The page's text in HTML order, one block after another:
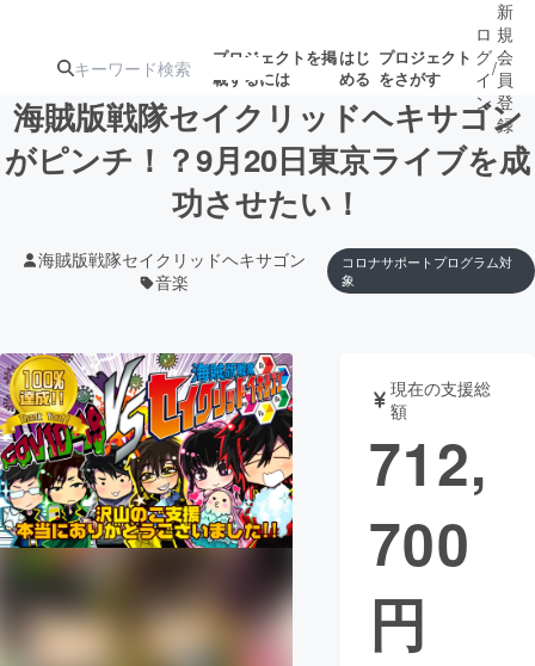
プロジェクトを掲
載するには
はじ
める
プロジェクト
をさがす
注目の新着プロ募集終了が近いプ
テクノロジー・ガジェット ゲーム・サ
映像・映画 書籍・雑誌
ビジネス・起業
まちづくり・地域活性化
CAMPFIRE for Social Good
CAMPFIRE Creation
ロ
グ
イ
ン
/
新
規
会
員
登
録
海賊版戦隊セイクリッドヘキサゴン
がピンチ！？9月20日東京ライブを成
功させたい！
海賊版戦隊セイクリッドヘキサゴン
音楽
コロナサポートプログラム対
象
現在の支援総
額
712,
700
円